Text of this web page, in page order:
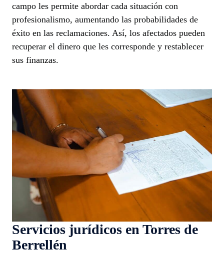
campo les permite abordar cada situación con
profesionalismo, aumentando las probabilidades de
éxito en las reclamaciones. Así, los afectados pueden
recuperar el dinero que les corresponde y restablecer
sus finanzas.
Servicios jurídicos en Torres de
Berrellén